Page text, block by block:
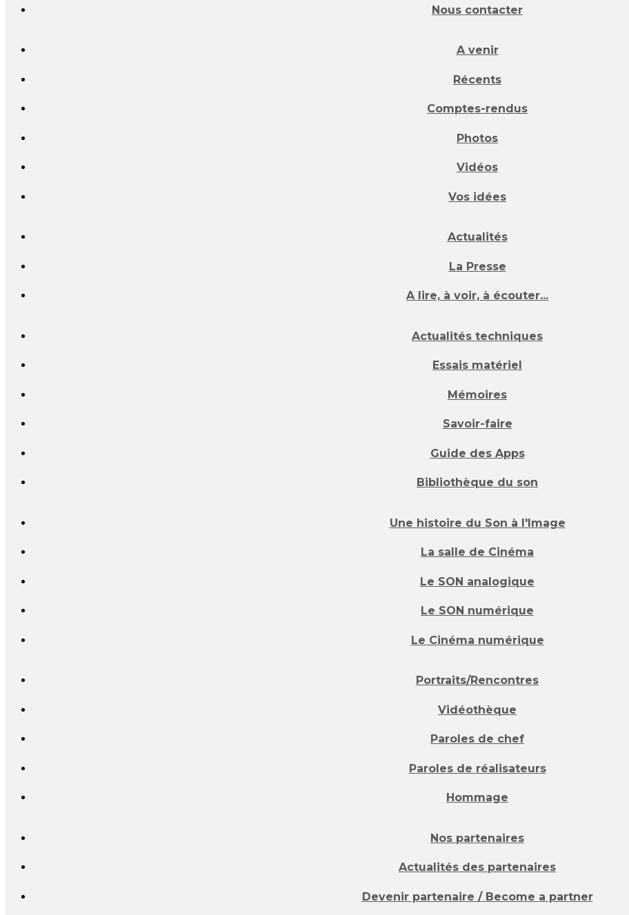
Nous contacter
A venir
Récents
Comptes-rendus
Photos
Vidéos
Vos idées
Actualités
La Presse
A lire, à voir, à écouter...
Actualités techniques
Essais matériel
Mémoires
Savoir-faire
Guide des Apps
Bibliothèque du son
Une histoire du Son à l'Image
La salle de Cinéma
Le SON analogique
Le SON numérique
Le Cinéma numérique
Portraits/Rencontres
Vidéothèque
Paroles de chef
Paroles de réalisateurs
Hommage
Nos partenaires
Actualités des partenaires
Devenir partenaire / Become a partner